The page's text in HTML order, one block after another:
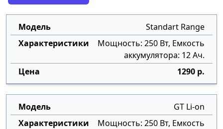
Standart Range
Мощность: 250 Вт, Емкость
аккумулятора: 12 Ач.
1290 р.
GT Li-on
Мощность: 250 Вт, Емкость